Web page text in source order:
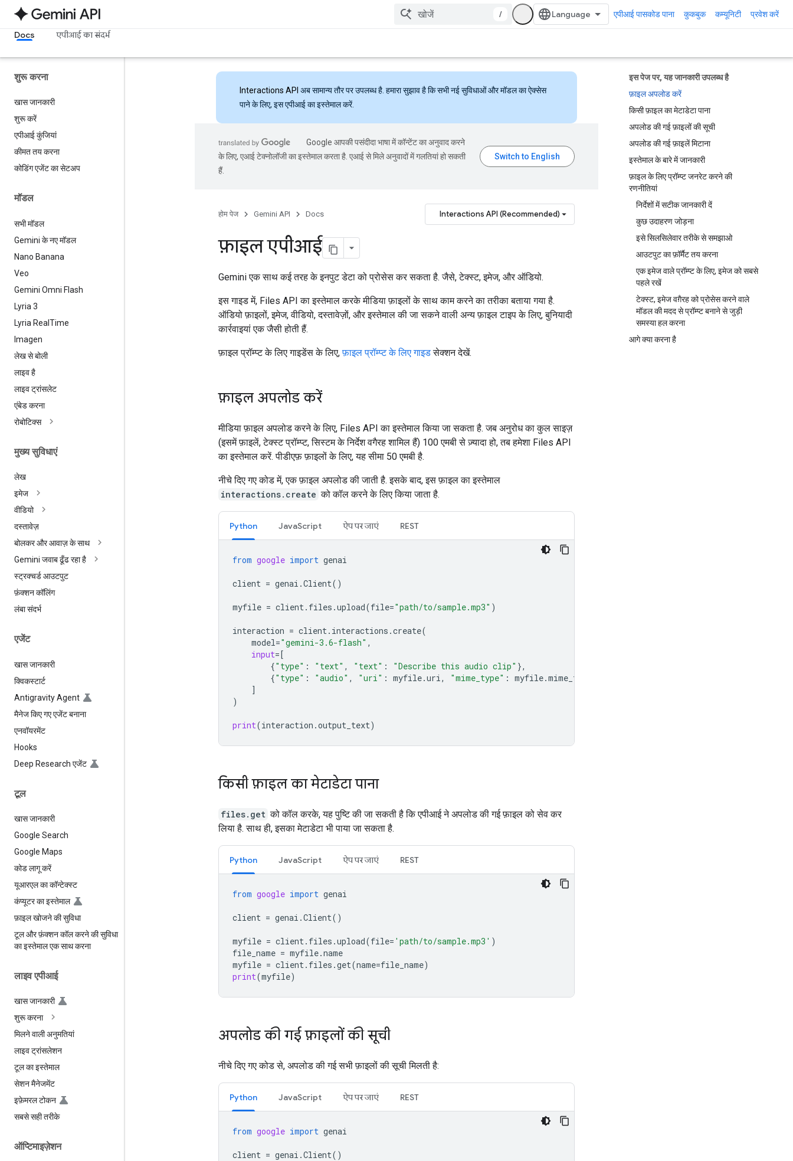
/ एपीआई पासकोड पाना कुकबुक कम्यूनिटी प्रवेश करें
Docs एपीआई का संदर्भ
शुरू करना
खास जानकारी
शुरू करें
एपीआई कुंजियां
कीमत तय करना
कोडिंग एजेंट का सेटअप
मॉडल
सभी मॉडल
Gemini के नए मॉडल
Nano Banana
Veo
Gemini Omni Flash
Lyria 3
Lyria Real Time
Imagen
लेख से बोली
लाइव है
लाइव ट्रांसलेट
एंबेड करना
रोबोटिक्स
मुख्य सुविधाएं
लेख
इमेज
वीडियो
दस्तावेज़
बोलकर और आवाज़ के साथ
Gemini जवाब ढूँढ रहा है
स्ट्रक्चर्ड आउटपुट
फ़ंक्शन कॉलिंग
लंबा संदर्भ
एजेंट
खास जानकारी
क्विकस्टार्ट
Antigravity Agent
मैनेज किए गए एजेंट बनाना
एनवॉयरमेंट
Hooks
Deep Research एजेंट
टूल
खास जानकारी
Google Search
Google Maps
कोड लागू करें
यूआरएल का कॉन्टेक्स्ट
कंप्यूटर का इस्तेमाल
फ़ाइल खोजने की सुविधा
टूल और फ़ंक्शन कॉल करने की सुविधा
का इस्तेमाल एक साथ करना
लाइव एपीआई
खास जानकारी
शुरू करना
मिलने वाली अनुमतियां
लाइव ट्रांसलेशन
टूल का इस्तेमाल
सेशन मैनेजमेंट
इफ़ेमरल टोकन
सबसे सही तरीके
ऑप्टिमाइज़ेशन
इस पेज पर, यह जानकारी उपलब्ध है
फ़ाइल अपलोड करें
किसी फ़ाइल का मेटाडेटा पाना
अपलोड की गई फ़ाइलों की सूची
अपलोड की गई फ़ाइलें मिटाना
इस्तेमाल के बारे में जानकारी
फ़ाइल के लिए प्रॉम्प्ट जनरेट करने की
रणनीतियां
निर्देशों में सटीक जानकारी दें
कुछ उदाहरण जोड़ना
इसे सिलसिलेवार तरीके से समझाओ
आउटपुट का फ़ॉर्मैट तय करना
एक इमेज वाले प्रॉम्प्ट के लिए, इमेज को सबसे
पहले रखें
टेक्स्ट, इमेज वग़ैरह को प्रोसेस करने वाले
मॉडल की मदद से प्रॉम्प्ट बनाने से जुड़ी
समस्या हल करना
आगे क्या करना है
Interactions API अब सामान्य तौर पर उपलब्ध है. हमारा सुझाव है कि सभी नई सुविधाओं और मॉडल का ऐक्सेस
पाने के लिए, इस एपीआई का इस्तेमाल करें.
Google आपकी पसंदीदा भाषा में कॉन्टेंट का अनुवाद करने
के लिए, एआई टेक्नोलॉजी का इस्तेमाल करता है. एआई से मिले अनुवादों में गलतियां हो सकती
हैं.
होम पेज Gemini API Docs Interactions API (Recommended)
फ़ाइल एपीआई
Gemini एक साथ कई तरह के इनपुट डेटा को प्रोसेस कर सकता है. जैसे, टेक्स्ट, इमेज, और ऑडियो.
इस गाइड में, Files API का इस्तेमाल करके मीडिया फ़ाइलों के साथ काम करने का तरीका बताया गया है.
ऑडियो फ़ाइलों, इमेज, वीडियो, दस्तावेज़ों, और इस्तेमाल की जा सकने वाली अन्य फ़ाइल टाइप के लिए, बुनियादी
कार्रवाइयां एक जैसी होती हैं.
फ़ाइल प्रॉम्प्ट के लिए गाइडेंस के लिए,फ़ाइल प्रॉम्प्ट के लिए गाइडसेक्शन देखें.
फ़ाइल अपलोड करें
मीडिया फ़ाइल अपलोड करने के लिए, Files API का इस्तेमाल किया जा सकता है. जब अनुरोध का कुल साइज़
(इसमें फ़ाइलें, टेक्स्ट प्रॉम्प्ट, सिस्टम के निर्देश वगैरह शामिल हैं) 100 एमबी से ज़्यादा हो, तब हमेशा Files API
का इस्तेमाल करें. पीडीएफ़ फ़ाइलों के लिए, यह सीमा 50 एमबी है.
नीचे दिए गए कोड में, एक फ़ाइल अपलोड की जाती है. इसके बाद, इस फ़ाइल का इस्तेमाल
interactions.create को कॉल करने के लिए किया जाता है.
Python JavaScript ऐप पर जाएं REST
from google import genai
client = genai .Client()
myfile = client. files .upload(file="path/to/sample.mp3" )
interaction = client. interactions .create(
model="gemini-3.6-flash" ,
input=[
{"type" : "text" , "text" : "Describe this audio clip" },
{"type" : "audio" , "uri" : myfile.uri, "mime_type" : myfile.mime_type
]
)
print(interaction .output_text)
किसी फ़ाइल का मेटाडेटा पाना
files.get को कॉल करके, यह पुष्टि की जा सकती है कि एपीआई ने अपलोड की गई फ़ाइल को सेव कर
लिया है. साथ ही, इसका मेटाडेटा भी पाया जा सकता है.
Python JavaScript ऐप पर जाएं REST
from google import genai
client = genai .Client()
myfile = client. files .upload(file= 'path/to/sample.mp3' )
file_name = myfile.name
myfile = client. files .get(name=file_name)
print(myfile)
अपलोड की गई फ़ाइलों की सूची
नीचे दिए गए कोड से, अपलोड की गई सभी फ़ाइलों की सूची मिलती है:
Python JavaScript ऐप पर जाएं REST
from google import genai
client = genai .Client()